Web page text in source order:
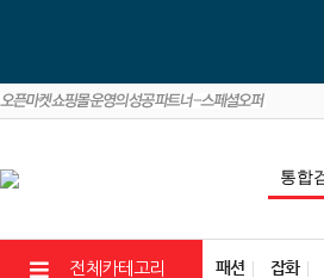
전체카테고리 패션 잡화